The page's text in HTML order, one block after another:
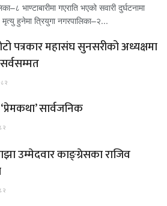
भाण्टाबारीमा गएराति भएको सवारी दुर्घटनामा
हुनेमा त्रियुगा नगरपालिका–२...
पत्रकार महासंघ सुनसरीको अध्यक्षमा
सार्वजनिक
उम्मेदवार काङ्ग्रेसका राजिव